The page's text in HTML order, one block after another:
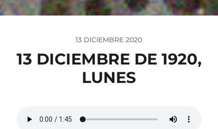
13 DICIEMBRE 2020
13 DICIEMBRE DE 1920,
LUNES